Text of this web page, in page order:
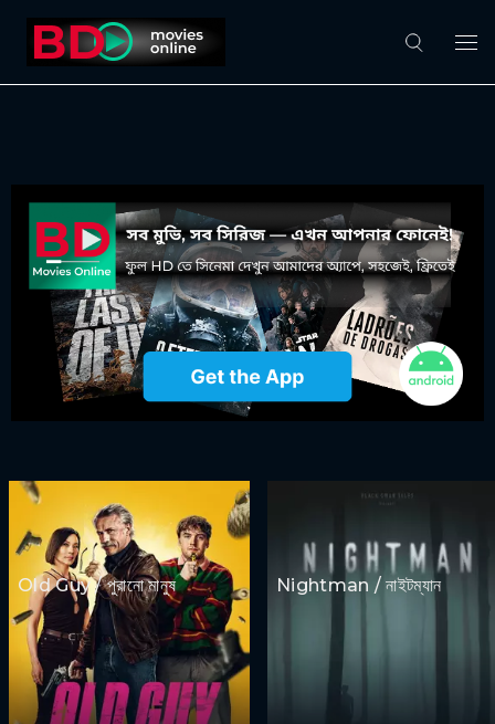
Old Guy / পুরানো মানুষ Nightman / নাইটম্যান